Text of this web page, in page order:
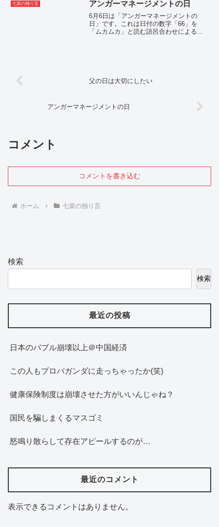
の日は、1909年にア...
七菜の独り言 アンガーマネージメントの日
6月6日は「アンガーマネージメントの
日」です。これは日付の数字「66」を
「ムカムカ」と読む語呂合わせによるも
父の日は大切にしたい
アンガーマネージメントの日
コメント
コメントを書き込む
ホーム 七菜の独り言
検索
検索
最近の投稿
日本のバブル崩壊以上＠中国経済
この人もプロパガンダに走っちゃったか(笑)
健康保険制度は崩壊させた方がいいんじゃね？
国民を騙しまくるマスゴミ
怒鳴り散らして存在アピールするのが…
最近のコメント
表示できるコメントはありません。